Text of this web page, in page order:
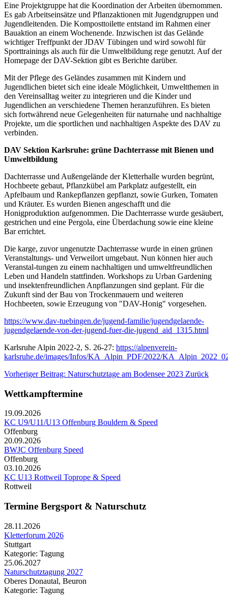
Eine Projektgruppe hat die Koordination der Arbeiten übernommen.
Es gab Arbeitseinsätze und Pflanzaktionen mit Jugendgruppen und
Jugendleitenden. Die Komposttoilette entstand im Rahmen einer
Bauaktion an einem Wochenende. Inzwischen ist das Gelände
wichtiger Treffpunkt der JDAV Tübingen und wird sowohl für
Sporttrainings als auch für die Umweltbildung rege genutzt. Auf der
Homepage der DAV-Sektion gibt es Berichte darüber.
Mit der Pflege des Geländes zusammen mit Kindern und
Jugendlichen bietet sich eine ideale Möglichkeit, Umweltthemen in
den Vereinsalltag weiter zu integrieren und die Kinder und
Jugendlichen an verschiedene Themen heranzuführen. Es bieten
sich fortwährend neue Gelegenheiten für naturnahe und nachhaltige
Projekte, um die sportlichen und nachhaltigen Aspekte des DAV zu
verbinden.
DAV Sektion Karlsruhe: grüne Dachterrasse mit Bienen und
Umweltbildung
Dachterrasse und Außengelände der Kletterhalle wurden begrünt,
Hochbeete gebaut, Pflanzkübel am Parkplatz aufgestellt, ein
Apfelbaum und Rankepflanzen gepflanzt, sowie Gurken, Tomaten
und Kräuter. Es wurden Bienen angeschafft und die
Honigproduktion aufgenommen. Die Dachterrasse wurde gesäubert,
gestrichen und eine Pergola, eine Überdachung sowie eine kleine
Bar errichtet.
Die karge, zuvor ungenutzte Dachterrasse wurde in einen grünen
Veranstaltungs- und Verweilort umgebaut. Nun können hier auch
Veranstal-tungen zu einem nachhaltigen und umweltfreundlichen
Leben und Handeln stattfinden. Workshops zu Urban Gardening
und insektenfreundlichen Anpflanzungen sind geplant. Für die
Zukunft sind der Bau von Trockenmauern und weiteren
Hochbeeten, sowie Erzeugung von "DAV-Honig" vorgesehen.
https://www.dav-tuebingen.de/jugend-familie/jugendgelaende-
jugendgelaende-von-der-jugend-fuer-die-jugend_aid_1315.html
Karlsruhe Alpin 2022-2, S. 26-27: https://alpenverein-
karlsruhe.de/images/Infos/KA_Alpin_PDF/2022/
Vorheriger Beitrag: Naturschutztage am Bodensee 2023 Zurück
Wettkampftermine
19.09.2026
KC U9/U11/U13 Offenburg Bouldern & Speed
Offenburg
20.09.2026
BWJC Offenburg Speed
Offenburg
03.10.2026
KC U13 Rottweil Toprope & Speed
Rottweil
Termine Bergsport & Naturschutz
28.11.2026
Kletterforum 2026
Stuttgart
Kategorie: Tagung
25.06.2027
Naturschutztagung 2027
Oberes Donautal, Beuron
Kategorie: Tagung